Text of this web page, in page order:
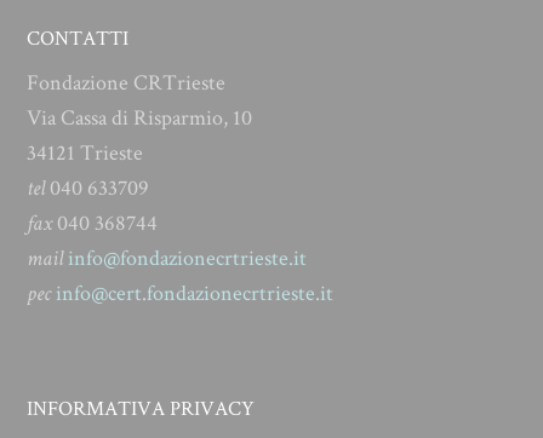
CONTATTI
Fondazione CRTrieste
Via Cassa di Risparmio, 10
34121 Trieste
tel040 633709
fax040 368744
mailinfo@fondazionecrtrieste.it
pecinfo@cert.fondazionecrtrieste.it
INFORMATIVA PRIVACY